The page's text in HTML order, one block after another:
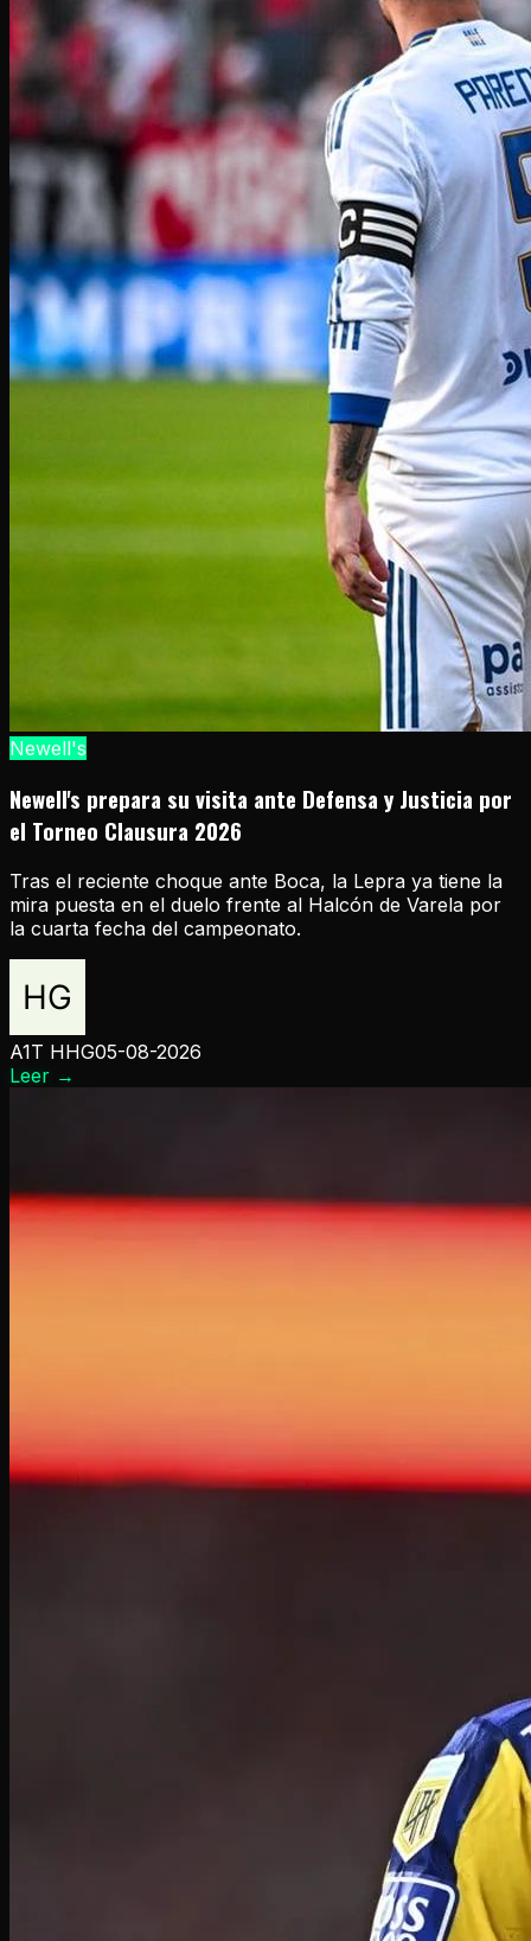
Newell's
Newell's prepara su visita ante Defensa y Justicia por
el Torneo Clausura 2026
Tras el reciente choque ante Boca, la Lepra ya tiene la
mira puesta en el duelo frente al Halcón de Varela por
la cuarta fecha del campeonato.
A1T HHG05-08-2026
Leer →